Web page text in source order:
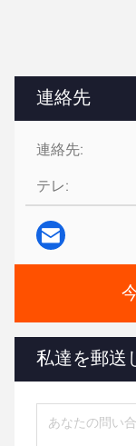
連絡先
連絡先:
テレ:
私達を郵送